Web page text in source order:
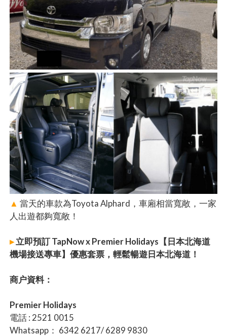
▲ 當天的車款為Toyota Alphard，車廂相當寬敞，一家
人出遊都夠寬敞！
▸立即預訂 TapNow x Premier Holidays【日本北海道
機場接送專車】優惠套票，輕鬆暢遊日本北海道！
商户資料：
Premier Holidays
電話 : 2521 0015
Whatsapp： 6342 6217/ 6289 9830